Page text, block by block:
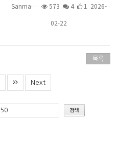
Sanma… 573 4
1 2026-
02-22
목록
Next